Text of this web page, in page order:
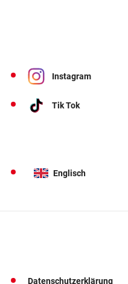
Instagram
Tik Tok
Englisch
Datenschutzerklärung